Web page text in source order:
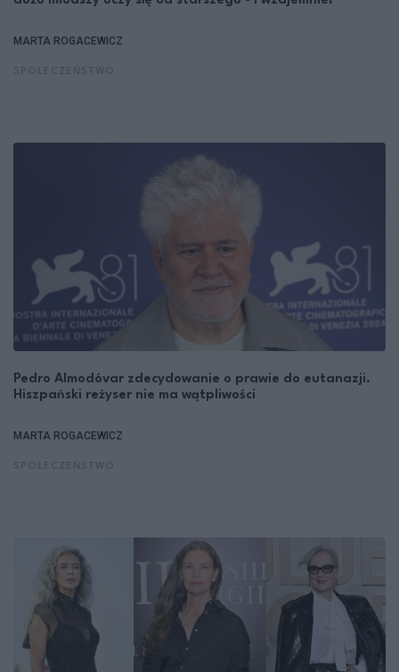
MARTA ROGACEWICZ
Pedro Almodóvar zdecydowanie o prawie do eutanazji.
Hiszpański reżyser nie ma wątpliwości
MARTA ROGACEWICZ